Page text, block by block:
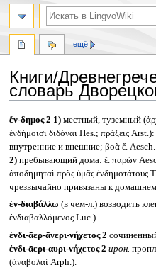
Книги/
словарь
Перейти
к
навигации
Перейти
к
поиску
ἔν-δημος 2 1)местный, туземный
ἐνδήμοισι διδόναι Hes.; πράξεις
внутренние и внешние; βοὰ ἔ.
2)пребывающий дома: ἔ. παρών
ἀποδημηταὶ πρὸς ὑμᾶς
чрезвычайно привязаны к
ἐν-διαβάλλω (в чем-л.) возводить
ἐνδιαβαλλόμενος Luc.).
ἐνδι-ᾱερ-ᾱνερι-νήχετος 2
ἐνδι-ᾱερι-αυρι-νήχετος 2 ирон.
(ἀναβολαί Arph.).
ещё